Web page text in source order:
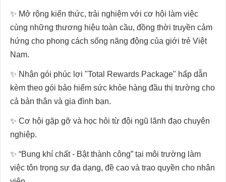
✨ Mở rộng kiến thức, trải nghiệm với cơ hội làm việc
cùng những thương hiệu toàn cầu, đồng thời truyền cảm
hứng cho phong cách sống năng động của giới trẻ Việt
Nam.
✨ Nhận gói phúc lợi "Total Rewards Package" hấp dẫn
kèm theo gói bảo hiểm sức khỏe hàng đầu thị trường cho
cả bản thân và gia đình bạn.
✨ Cơ hội gặp gỡ và học hỏi từ đội ngũ lãnh đạo chuyên
nghiệp.
✨ “Bung khí chất - Bật thành công” tại môi trường làm
việc tôn trọng sự đa dạng, đề cao và trao quyền cho nhân